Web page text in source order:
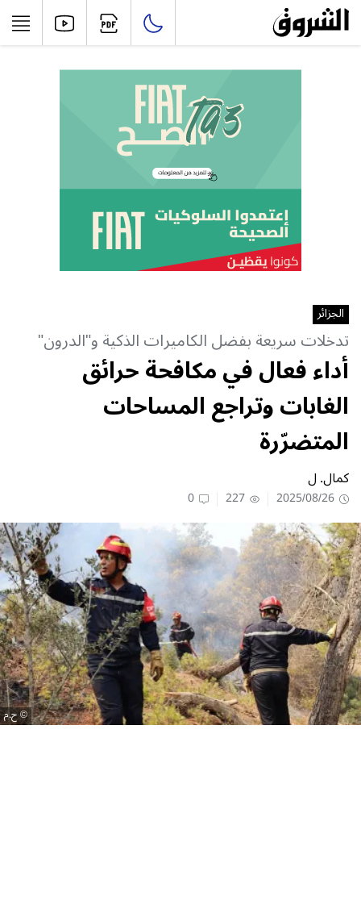
الجزائر
تدخلات سريعة بفضل الكاميرات الذكية و"الدرون"
أداء فعال في مكافحة حرائق
الغابات وتراجع المساحات
المتضرّرة
كمال. ل
2025/08/26
227
0
ح.م